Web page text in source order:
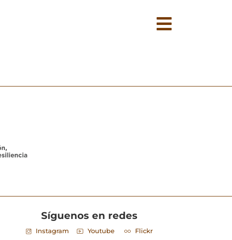
Síguenos en redes
Instagram Youtube Flickr